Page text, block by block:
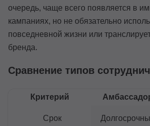
очередь, чаще всего появляется в
кампаниях, но не обязательно
повседневной жизни или
бренда.
Сравнение типов
Критерий
Срок